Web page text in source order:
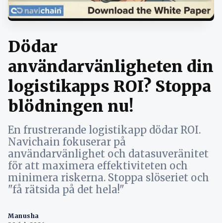
Dödar
användarvänligheten din
logistikapps ROI? Stoppa
blödningen nu!
En frustrerande logistikapp dödar ROI.
Navichain fokuserar på
användarvänlighet och datasuveränitet
för att maximera effektiviteten och
minimera riskerna. Stoppa slöseriet och
"få rätsida på det hela!"
Manusha